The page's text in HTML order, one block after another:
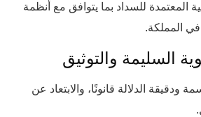
المعتمدة للسداد بما يتوافق مع أنظمة
المملكة.
ودقيقة الدلالة قانونًا، والابتعاد عن